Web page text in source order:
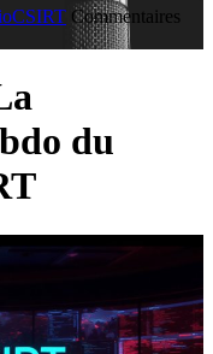
Commentaires
du